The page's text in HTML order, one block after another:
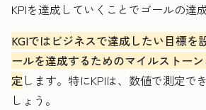
KPIを達成していくことでゴールの達
KGIではビジネスで達成したい目標を
ールを達成するためのマイルストー
定します。特にKPIは、数値で測定で
しょう。